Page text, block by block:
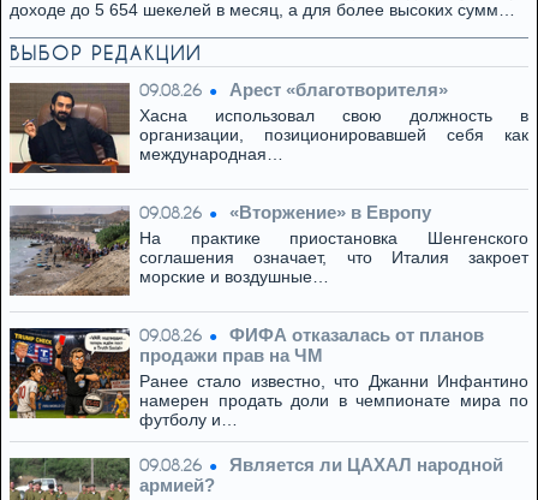
доходе до 5 654 шекелей в месяц, а для более высоких сумм…
ВЫБОР РЕДАКЦИИ
09.08.26 Арест «благотворителя»
Хасна использовал свою должность в
организации, позиционировавшей себя как
международная…
09.08.26 «Вторжение» в Европу
На практике приостановка Шенгенского
соглашения означает, что Италия закроет
морские и воздушные…
09.08.26
ФИФА отказалась от планов
продажи прав на ЧМ
Ранее стало известно, что Джанни Инфантино
намерен продать доли в чемпионате мира по
футболу и…
09.08.26
Является ли ЦАХАЛ народной
армией?